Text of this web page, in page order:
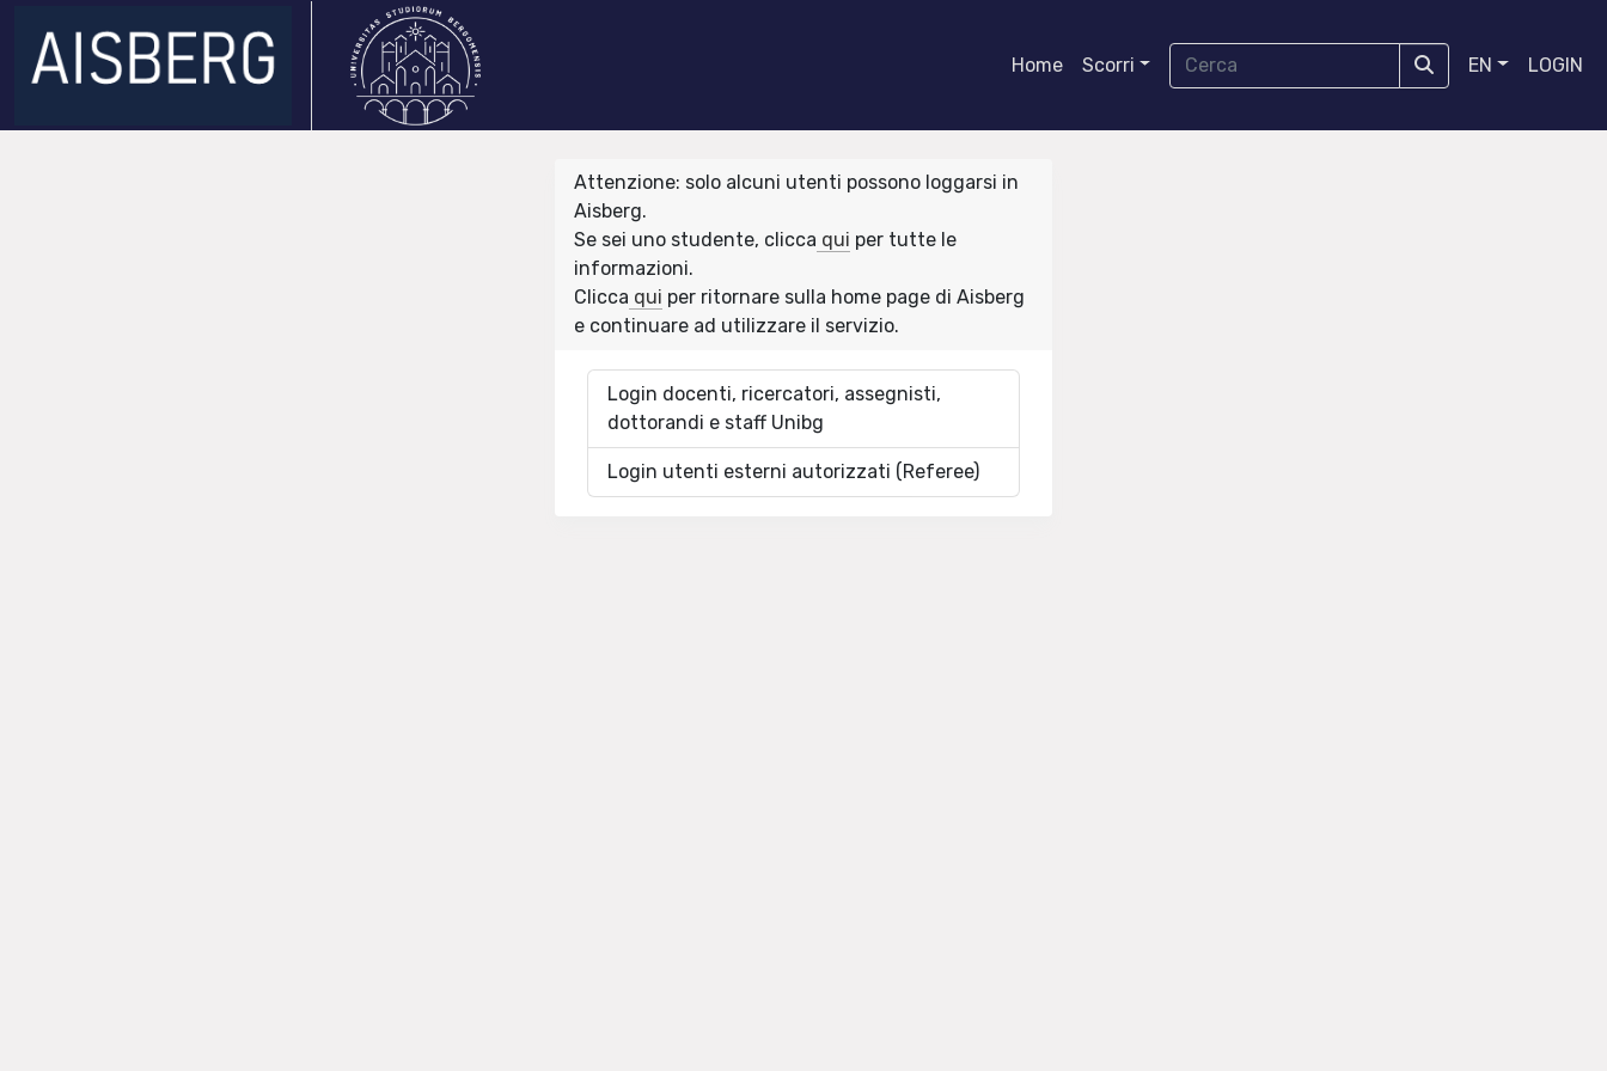
Home Scorri EN LOGIN
Attenzione: solo alcuni utenti possono loggarsi in
Aisberg.
Se sei uno studente, clicca qui per tutte le
informazioni.
Clicca qui per ritornare sulla home page di Aisberg
e continuare ad utilizzare il servizio.
Login docenti, ricercatori, assegnisti,
dottorandi e staff Unibg
Login utenti esterni autorizzati (Referee)